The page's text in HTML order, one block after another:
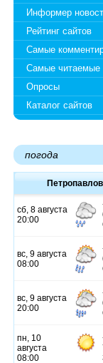
Информер
Рейтинг сайтов
Самые
Самые читаемые
Опросы
Каталог сайтов
погода